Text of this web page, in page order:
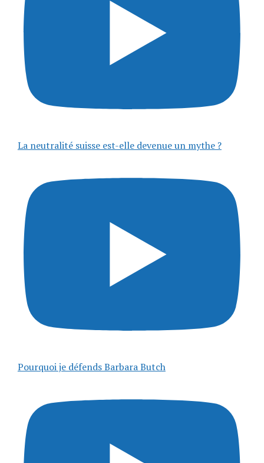
La neutralité suisse est-elle devenue un mythe ?
Pourquoi je défends Barbara Butch